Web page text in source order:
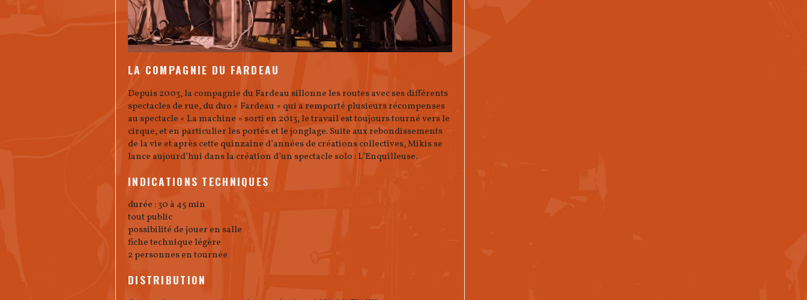
LA COMPAGNIE DU FARDEAU
Depuis 2003, la compagnie du Fardeau sillonne les routes avec ses différents
spectacles de rue, du duo « Fardeau » qui a remporté plusieurs récompenses
au spectacle « La machine » sorti en 2013, le travail est toujours tourné vers le
cirque, et en particulier les portés et le jonglage. Suite aux rebondissements
de la vie et après cette quinzaine d’années de créations collectives, Mikis se
lance aujourd’hui dans la création d’un spectacle solo : L’Enquilleuse.
INDICATIONS TECHNIQUES
durée : 30 à 45 min
tout public
possibilité de jouer en salle
fiche technique légère
2 personnes en tournée
DISTRIBUTION